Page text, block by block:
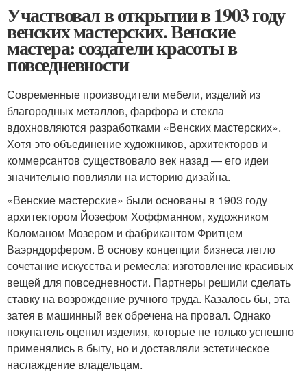
Участвовал в открытии в 1903 году
венских мастерских. Венские
мастера: создатели красоты в
повседневности
Современные производители мебели, изделий из
благородных металлов, фарфора и стекла
вдохновляются разработками «Венских мастерских».
Хотя это объединение художников, архитекторов и
коммерсантов существовало век назад ― его идеи
значительно повлияли на историю дизайна.
«Венские мастерские» были основаны в 1903 году
архитектором Йозефом Хоффманном, художником
Коломаном Мозером и фабрикантом Фритцем
Ваэрндорфером. В основу концепции бизнеса легло
сочетание искусства и ремесла: изготовление красивых
вещей для повседневности. Партнеры решили сделать
ставку на возрождение ручного труда. Казалось бы, эта
затея в машинный век обречена на провал. Однако
покупатель оценил изделия, которые не только успешно
применялись в быту, но и доставляли эстетическое
наслаждение владельцам.